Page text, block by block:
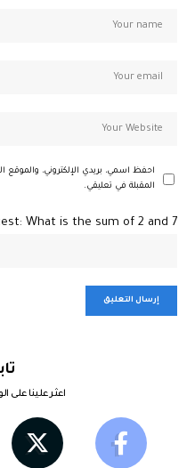
احفظ اسمي، بريدي الإلكتروني، والموقع
المقبلة في تعليقي.
What is the sum of 2 and 7?*
اعثر علينا على